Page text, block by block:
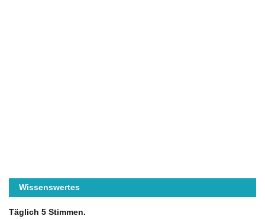
Wissenswertes
Täglich 5 Stimmen.